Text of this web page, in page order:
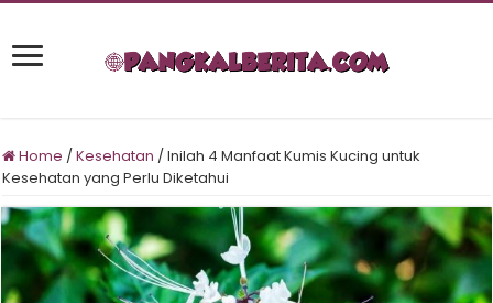
Home /Kesehatan /Inilah 4 Manfaat Kumis Kucing untuk
Kesehatan yang Perlu Diketahui